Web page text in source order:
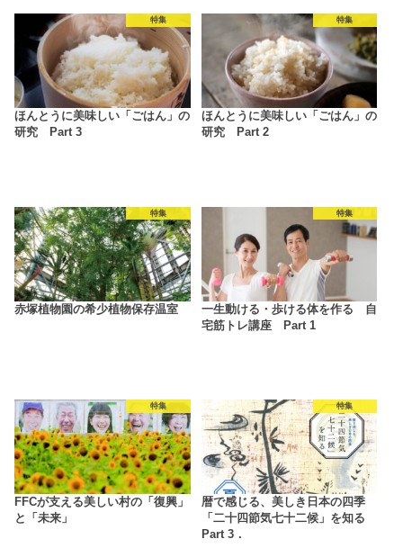
特集
ほんとうに美味しい「ごはん」の
研究 Part 3
特集
ほんとうに美味しい「ごはん」の
研究 Part 2
特集
赤塚植物園の希少植物保存温室
特集
一生動ける・歩ける体を作る 自
宅筋トレ講座 Part 1
特集
FFCが支える美しい村の「復興」
と「未来」
特集
暦で感じる、美しき日本の四季
「二十四節気七十二候」を知る
Part 3．